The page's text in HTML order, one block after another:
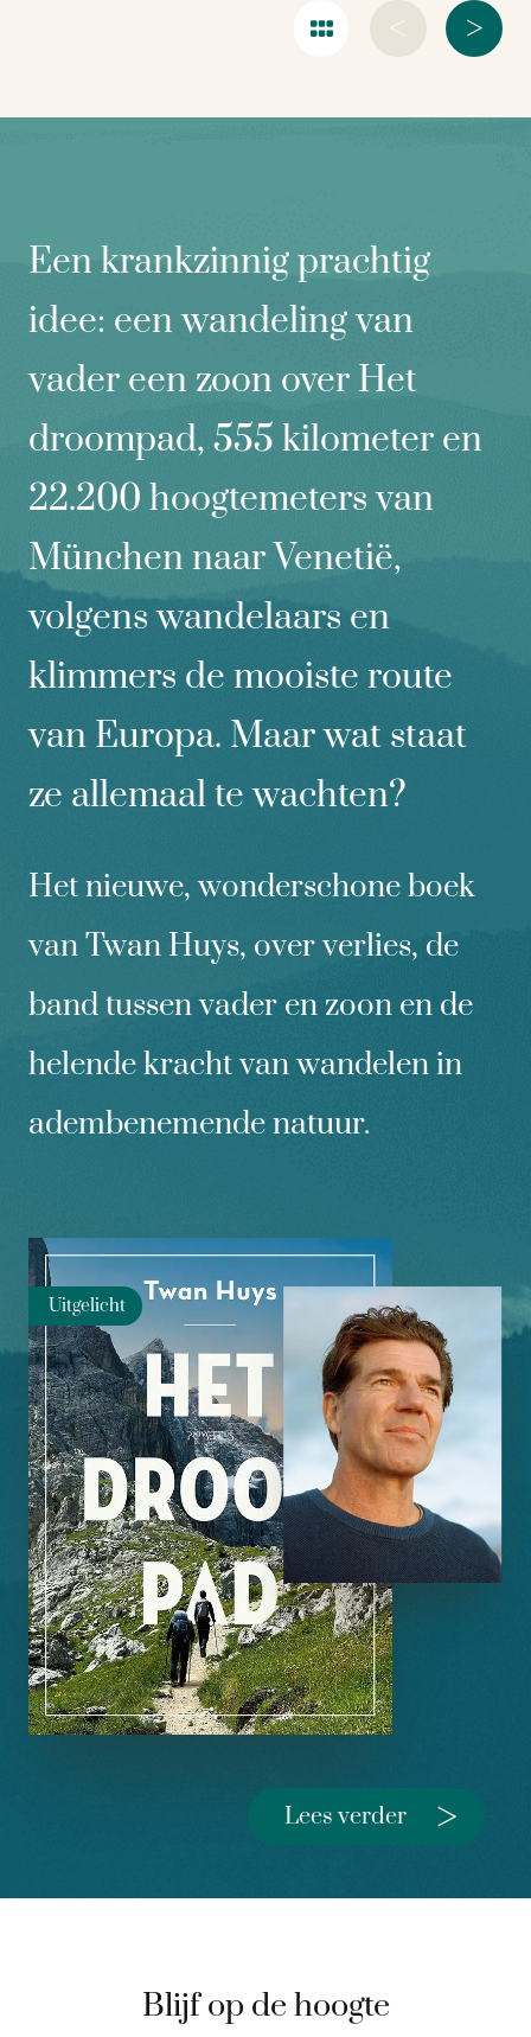
< >
Een krankzinnig prachtig
idee: een wandeling van
vader een zoon over Het
droompad, 555 kilometer en
22.200 hoogtemeters van
München naar Venetië,
volgens wandelaars en
klimmers de mooiste route
van Europa. Maar wat staat
ze allemaal te wachten?
Het nieuwe, wonderschone boek
van Twan Huys, over verlies, de
band tussen vader en zoon en de
helende kracht van wandelen in
adembenemende natuur.
Uitgelicht
Lees verder >
Blijf op de hoogte